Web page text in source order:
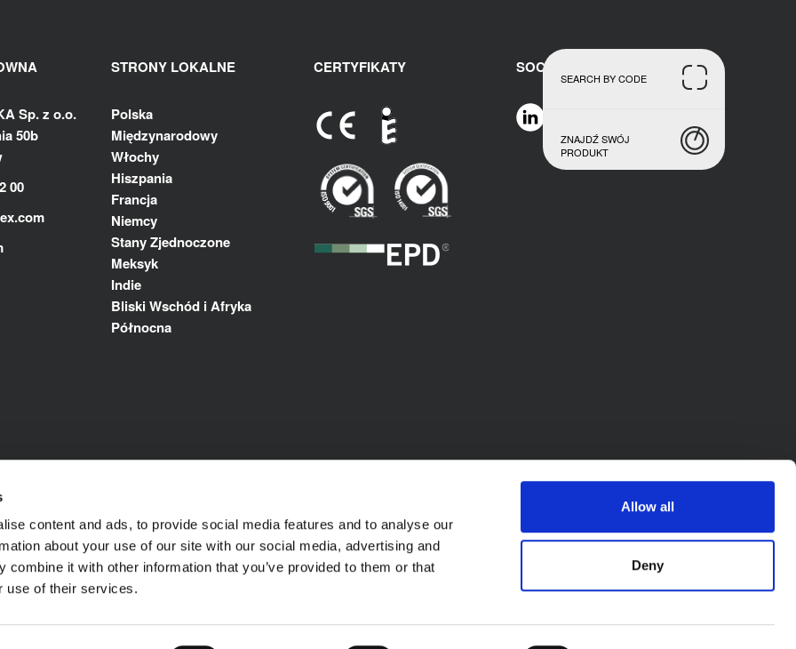
content and ads, to provide social media features and to analyse our
about your use of our site with our social media, advertising and
combine it with other information that you’ve provided to them or that
use of their services.
Allow all
Deny
SEARCH BY CODE
ZNAJDŹ SWÓJ
PRODUKT
Sp. z o.o.
50b
00
STRONY LOKALNE
Polska
Międzynarodowy
Włochy
Hiszpania
Francja
Niemcy
Stany Zjednoczone
Meksyk
Indie
Bliski Wschód i Afryka
Północna
CERTYFIKATY SOCIAL MEDIAL
prywatności
© 1989-2025 L'ISOLANTE K-FLEX S.p.A. - P.l. IT02423640966. Wszelkie prawa